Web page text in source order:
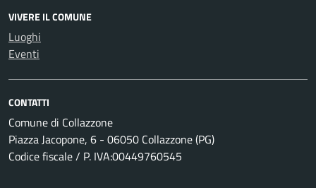
VIVERE IL COMUNE
Luoghi
Eventi
CONTATTI
Comune di Collazzone
Piazza Jacopone, 6 - 06050 Collazzone (PG)
Codice fiscale / P. IVA:00449760545